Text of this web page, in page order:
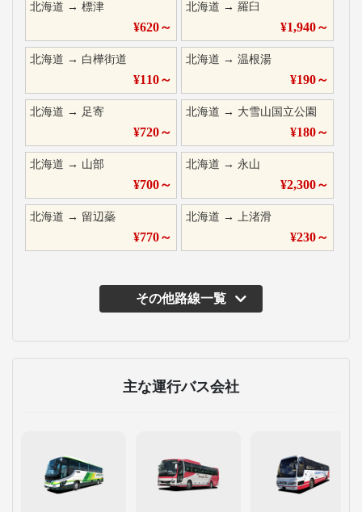
北海道 → 標津
¥620～
北海道 →羅臼
¥1,940～
北海道 → 白樺街道
¥110～
北海道 →温根湯
¥190～
北海道 → 足寄
¥720～
北海道 → 大雪山国立公園
¥180～
北海道 → 山部
¥700～
北海道 → 永山
¥2,300～
北海道 → 留辺蘂
¥770～
北海道 →上渚滑
¥230～
その他路線一覧
主な運行バス会社